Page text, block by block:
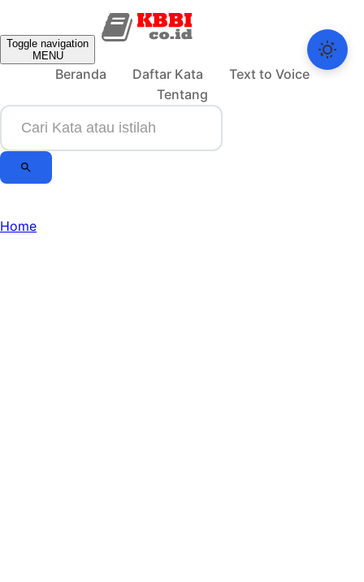
Toggle navigation
MENU
Beranda Daftar Kata
Text to Voice
Tentang
Home